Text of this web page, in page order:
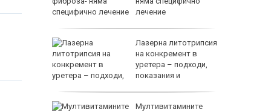
лечение
Лазерна литотрипсия
на конкремент в
уретера – подходи,
показания и
Мултивитамините